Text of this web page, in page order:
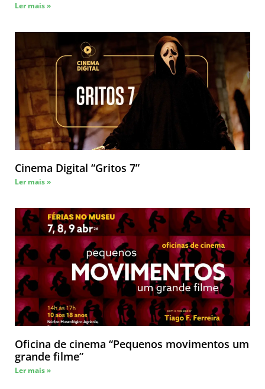
Ler mais »
Cinema Digital “Gritos 7”
Ler mais »
Oficina de cinema “Pequenos movimentos um
grande filme”
Ler mais »